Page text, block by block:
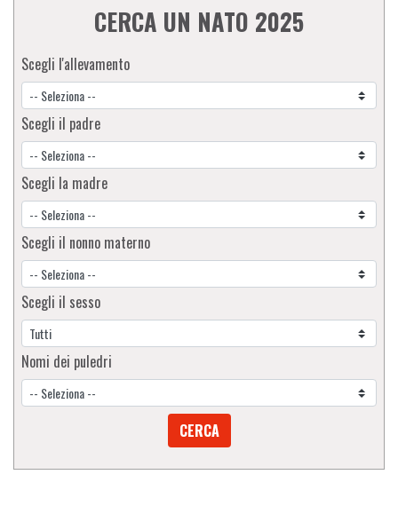
CERCA UN NATO 2025
Scegli l'allevamento
Scegli il padre
Scegli la madre
Scegli il nonno materno
Scegli il sesso
Nomi dei puledri
CERCA